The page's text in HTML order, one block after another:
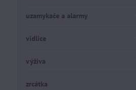
uzamykače a alarmy
vidlice
výživa
zrcátka